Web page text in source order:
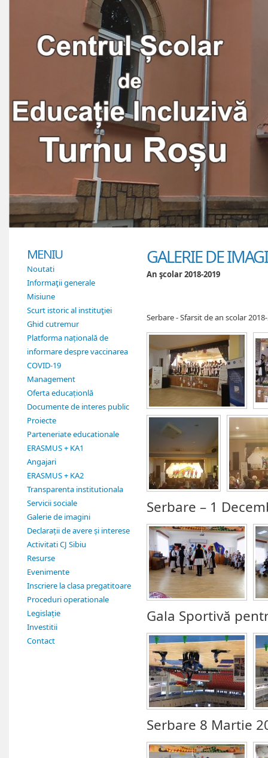
GALERIE DE
An şcolar 2018-2019
Serbare - Sfarsit de an scolar
Serbare – 1
Gala Sportivă
Serbare 8 Martie
MENIU
Noutati
Informaţii generale
Misiune
Scurt istoric al instituţiei
Ghid cutremur
Platforma națională de
informare despre vaccinarea
COVID-19
Management
Oferta educaționlă
Documente de interes public
Proiecte
Parteneriate educationale
ERASMUS + KA1
Angajari
ERASMUS + KA2
Transparenta institutionala
Servicii sociale
Galerie de imagini
Declarații de avere și interese
Activitati CJ Sibiu
Resurse
Evenimente
Inscriere la clasa pregatitoare
Proceduri operationale
Legislație
Investitii
Contact